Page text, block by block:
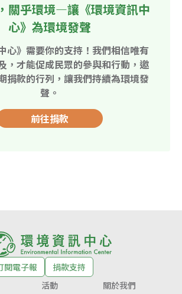
關乎環境—讓《環境資訊中
心》為環境發聲
心》需要你的支持！我們相信唯有
，才能促成民眾的參與和行動，邀
捐款的行列，讓我們持續為環境發
聲。
前往捐款
閱電子報
捐款支持
活動 關於我們